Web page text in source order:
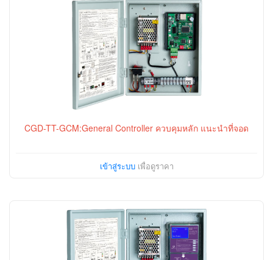
CGD-TT-GCM:General Controller ควบคุมหลัก แนะนำที่จอด
เข้าสู่ระบบเพื่อดูราคา